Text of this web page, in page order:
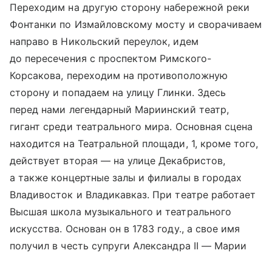
Переходим на другую сторону набережной реки
Фонтанки по Измайловскому мосту и сворачиваем
направо в Никольский переулок, идем
до пересечения с проспектом Римского-
Корсакова, переходим на противоположную
сторону и попадаем на улицу Глинки. Здесь
перед нами легендарный Мариинский театр,
гигант среди театрального мира. Основная сцена
находится на Театральной площади, 1, кроме того,
действует вторая — на улице Декабристов,
а также концертные залы и филиалы в городах
Владивосток и Владикавказ. При театре работает
Высшая школа музыкального и театрального
искусства. Основан он в 1783 году., а свое имя
получил в честь супруги Александра II — Марии